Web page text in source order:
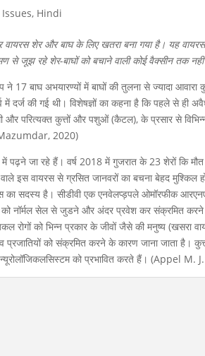
, Hindi
वायरस शेर और बाघ के लिए खतरा बना गया है। यह
से जूझ रहे शेर-बाघों को बचाने वाली कोई वैक्सीन तक
17 बाघ अभयारण्यों में बाघों की तुलना से ज्यादा आवारा
दर्ज की गई थी। विशेषज्ञों का कहना है कि पहले से ही
और परित्यक्त कुत्तों और पशुओं (कैटल), के प्रसार से
Mazumdar, 2020)
जा रहे हैं। वर्ष 2018 में गुजरात के 23 शेरों कि मौत
इस वायरस से ग्रसित जानवरों का बचना बेहद मुश्किल
का सदस्य है। सीडीवी एक एनवेलप्ड़पले ओमॉरफीक
को नॉर्मल सेल से जुडने और अंदर प्रवेश कर संक्रमित करने
रोगों को भिन्न प्रकार के जीवों जैसे की मनुष्य (खसरा
प्रजातियों को संक्रमित करने के कारण जाना जाता है।
को प्रभावित करते हैं। (Appel M.